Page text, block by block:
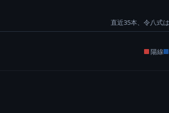
直近35本、令八式
陽線